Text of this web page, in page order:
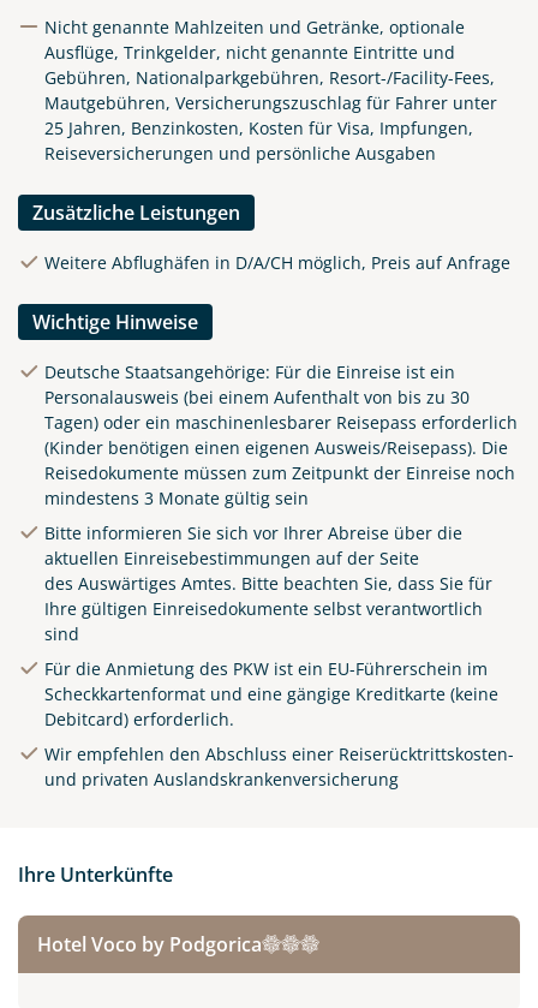
Nicht genannte Mahlzeiten und Getränke, optionale
Ausflüge, Trinkgelder, nicht genannte Eintritte und
Gebühren, Nationalparkgebühren, Resort-/Facility-Fees,
Mautgebühren, Versicherungszuschlag für Fahrer unter
25 Jahren, Benzinkosten, Kosten für Visa, Impfungen,
Reiseversicherungen und persönliche Ausgaben
Zusätzliche Leistungen
Weitere Abflughäfen in D/A/CH möglich, Preis auf Anfrage
Wichtige Hinweise
Deutsche Staatsangehörige: Für die Einreise ist ein
Personalausweis (bei einem Aufenthalt von bis zu 30
Tagen) oder ein maschinenlesbarer Reisepass erforderlich
(Kinder benötigen einen eigenen Ausweis/Reisepass). Die
Reisedokumente müssen zum Zeitpunkt der Einreise noch
mindestens 3 Monate gültig sein
Bitte informieren Sie sich vor Ihrer Abreise über die
aktuellen Einreisebestimmungen auf der Seite
des Auswärtiges Amtes. Bitte beachten Sie, dass Sie für
Ihre gültigen Einreisedokumente selbst verantwortlich
sind
Für die Anmietung des PKW ist ein EU-Führerschein im
Scheckkartenformat und eine gängige Kreditkarte (keine
Debitcard) erforderlich.
Wir empfehlen den Abschluss einer Reiserücktrittskosten-
und privaten Auslandskrankenversicherung
Ihre Unterkünfte
Hotel Voco by Podgorica